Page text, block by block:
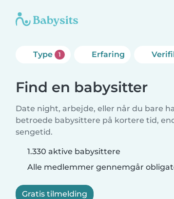
Type 1 Erfaring
Find en babysitter
Date night, arbejde, eller når du bare
betroede babysittere på kortere tid,
sengetid.
1.330 aktive babysittere
Alle medlemmer gennemgår
Gratis tilmelding